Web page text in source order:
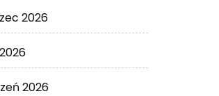
2026
2026